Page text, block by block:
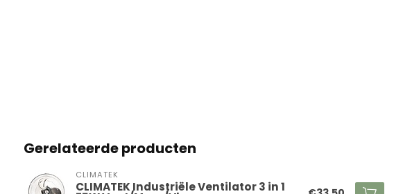
Gerelateerde producten
CLIMATEK
CLIMATEK Industriële Ventilator 3 in 1